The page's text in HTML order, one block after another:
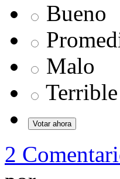
Bueno
Malo
Terrible
2